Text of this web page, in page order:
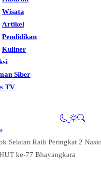
Wisata
Artikel
Pendidikan
Kuliner
Siber
TV
Selatan Raih Peringkat 2
ke-77 Bhayangkara